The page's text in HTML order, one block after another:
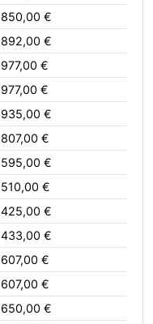
850,00 €
892,00 €
977,00 €
977,00 €
935,00 €
807,00 €
595,00 €
510,00 €
425,00 €
433,00 €
607,00 €
607,00 €
650,00 €